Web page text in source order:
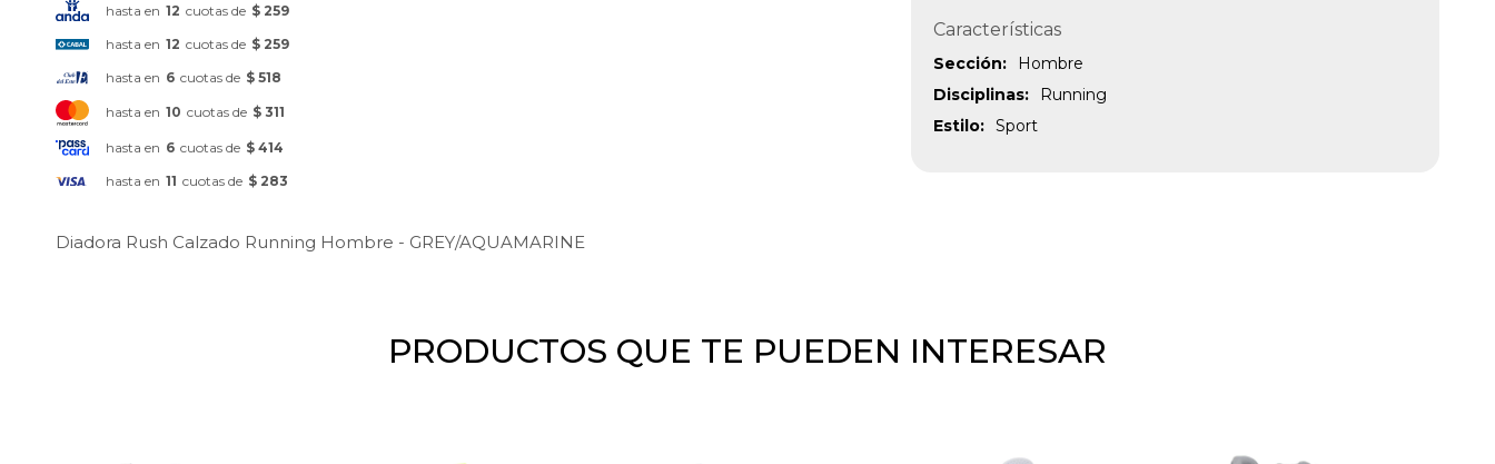
hasta en 12 cuotas de $ 259
hasta en 12 cuotas de $ 259
hasta en 6 cuotas de $ 518
hasta en 10 cuotas de $ 311
hasta en 6 cuotas de $ 414
hasta en 11 cuotas de $ 283
Diadora Rush Calzado Running Hombre - GREY/AQUAMARINE
Características
Sección
Hombre
Disciplinas
Running
Estilo
Sport
PRODUCTOS QUE TE PUEDEN INTERESAR